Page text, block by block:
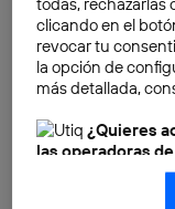
clicando en el
revocar tu
la opción de
más detallada,
¿Quieres
las operadoras
Nosotros,
realizar nuestras